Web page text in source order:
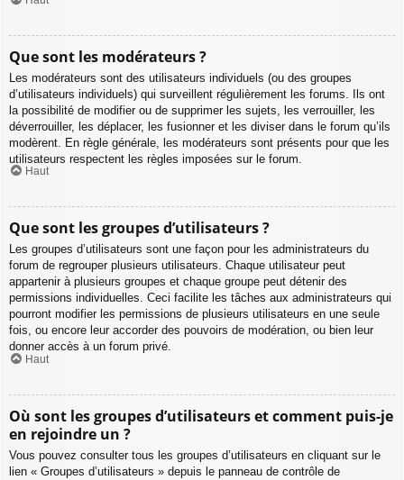
Que sont les modérateurs ?
Les modérateurs sont des utilisateurs individuels (ou des groupes
d’utilisateurs individuels) qui surveillent régulièrement les forums. Ils ont
la possibilité de modifier ou de supprimer les sujets, les verrouiller, les
déverrouiller, les déplacer, les fusionner et les diviser dans le forum qu’ils
modèrent. En règle générale, les modérateurs sont présents pour que les
utilisateurs respectent les règles imposées sur le forum.
Haut
Que sont les groupes d’utilisateurs ?
Les groupes d’utilisateurs sont une façon pour les administrateurs du
forum de regrouper plusieurs utilisateurs. Chaque utilisateur peut
appartenir à plusieurs groupes et chaque groupe peut détenir des
permissions individuelles. Ceci facilite les tâches aux administrateurs qui
pourront modifier les permissions de plusieurs utilisateurs en une seule
fois, ou encore leur accorder des pouvoirs de modération, ou bien leur
donner accès à un forum privé.
Haut
Où sont les groupes d’utilisateurs et comment puis-je
en rejoindre un ?
Vous pouvez consulter tous les groupes d’utilisateurs en cliquant sur le
lien « Groupes d’utilisateurs » depuis le panneau de contrôle de